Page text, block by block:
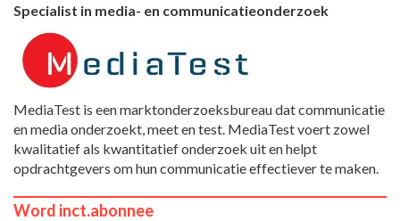
Specialist in media- en communicatieonderzoek
MediaTest is een marktonderzoeksbureau dat communicatie
en media onderzoekt, meet en test. MediaTest voert zowel
kwalitatief als kwantitatief onderzoek uit en helpt
opdrachtgevers om hun communicatie effectiever te maken.
Word inct.abonnee